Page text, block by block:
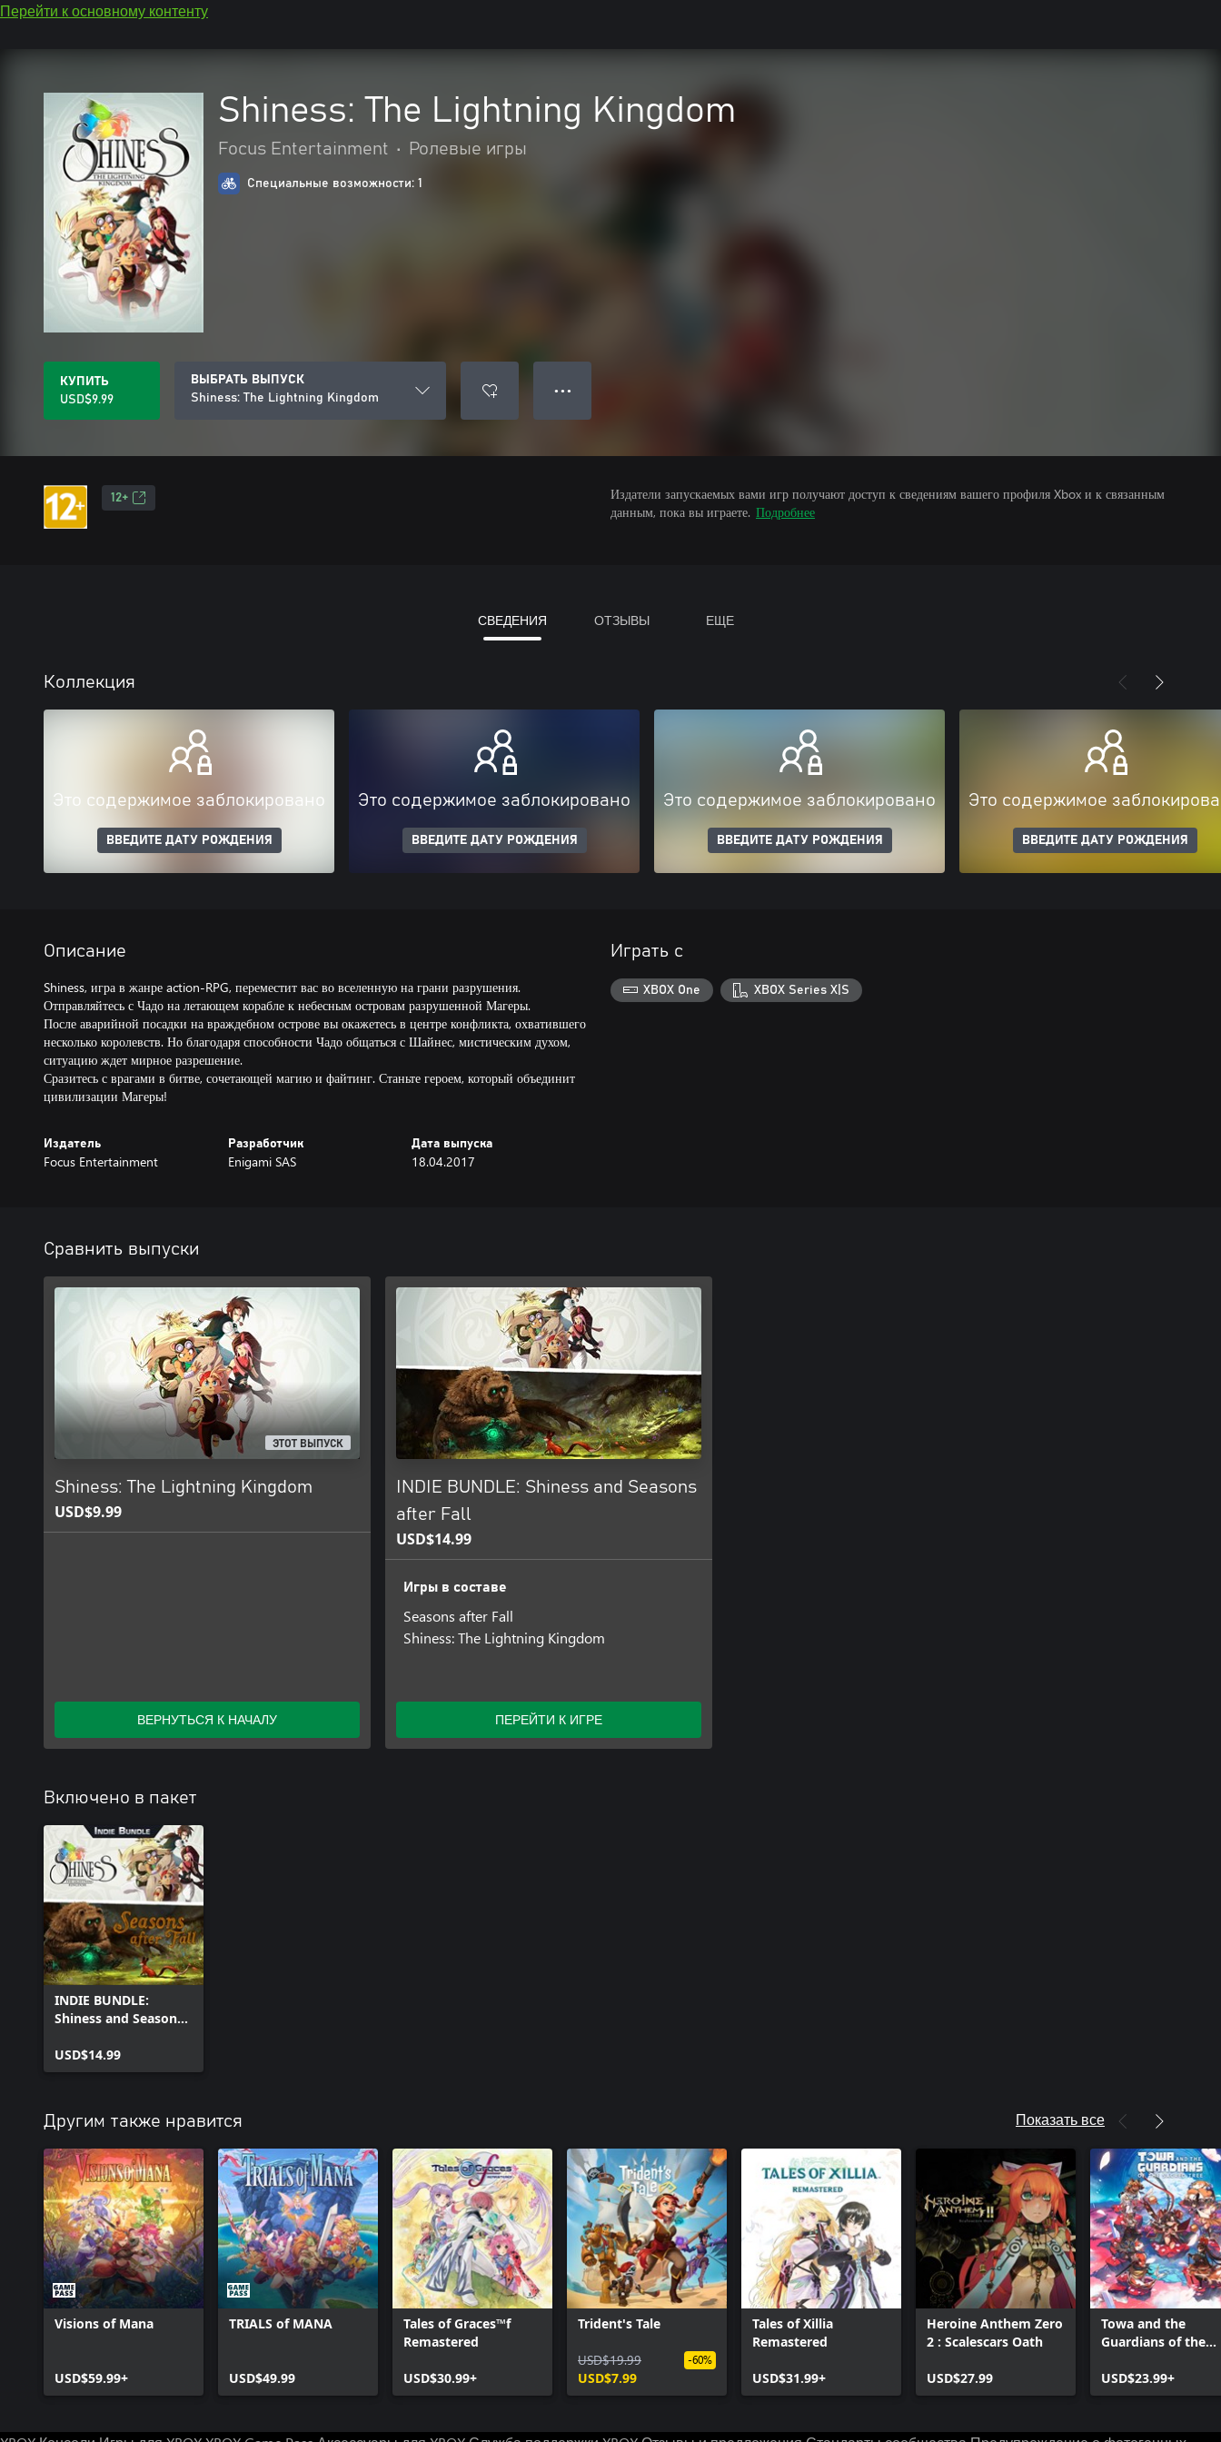
Перейти к основному контенту
Shiness: The Lightning Kingdom
Focus Entertainment • Ролевые игры
Специальные возможности: 1
КУПИТЬ
USD$9.99
ВЫБРАТЬ ВЫПУСК
Shiness: The Lightning Kingdom
● ● ●
12+
Издатели запускаемых вами игр получают доступ к сведениям вашего профиля Xbox и к связанным
данным, пока вы играете. Подробнее
СВЕДЕНИЯ ОТЗЫВЫ ЕЩЕ
Коллекция
Это содержимое заблокировано
ВВЕДИТЕ ДАТУ РОЖДЕНИЯ
Это содержимое заблокировано
ВВЕДИТЕ ДАТУ РОЖДЕНИЯ
Это содержимое заблокировано
ВВЕДИТЕ ДАТУ РОЖДЕНИЯ
Это содержимое
ВВЕДИТЕ ДАТУ РОЖДЕНИЯ
Описание
Shiness, игра в жанре action-RPG, переместит вас во вселенную на грани разрушения.
Отправляйтесь с Чадо на летающем корабле к небесным островам разрушенной Магеры.
После аварийной посадки на враждебном острове вы окажетесь в центре конфликта, охватившего
несколько королевств. Но благодаря способности Чадо общаться с Шайнес, мистическим духом,
ситуацию ждет мирное разрешение.
Сразитесь с врагами в битве, сочетающей магию и файтинг. Станьте героем, который объединит
цивилизации Магеры!
Издатель
Focus Entertainment
Разработчик
Enigami SAS
Дата выпуска
18.04.2017
Играть с
XBOX One XBOX Series X|S
Сравнить выпуски
ЭТОТ ВЫПУСК
Shiness: The Lightning Kingdom
USD$9.99
ВЕРНУТЬСЯ К НАЧАЛУ
INDIE BUNDLE: Shiness and Seasons
after Fall
USD$14.99
Игры в составе
Seasons after Fall
Shiness: The Lightning Kingdom
ПЕРЕЙТИ К ИГРЕ
Включено в пакет
INDIE BUNDLE:
Shiness and Seasons
USD$14.99
Другим также нравится Показать все
Visions of Mana
USD$59.99+
TRIALS of MANA
USD$49.99
Tales of Graces™f
Remastered
USD$30.99+
Trident's Tale
USD$19.99
USD$7.99
-60%
Tales of Xillia
Remastered
USD$31.99+
Heroine Anthem Zero
2 : Scalescars Oath
USD$27.99
Towa and the
Guardians of the
USD$23.99+